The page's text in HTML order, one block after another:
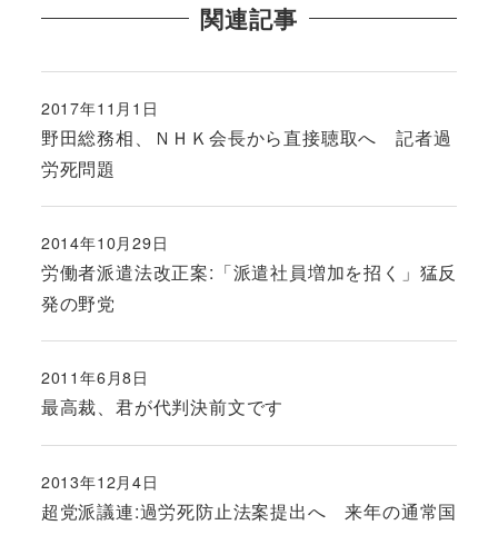
関連記事
野田総務相、ＮＨＫ会長から直接聴取へ 記者過
労死問題
投稿日
2017年11月1日
労働者派遣法改正案:「派遣社員増加を招く」猛反
発の野党
投稿日
2014年10月29日
最高裁、君が代判決前文です
投稿日
2011年6月8日
超党派議連:過労死防止法案提出へ 来年の通常国
投稿日
2013年12月4日